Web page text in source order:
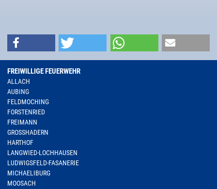
FREIWILLIGE FEUERWEHR
ALLACH
AUBING
FELDMOCHING
FORSTENRIED
FREIMANN
GROSSHADERN
HARTHOF
LANGWIED-LOCHHAUSEN
LUDWIGSFELD-FASANERIE
MICHAELIBURG
MOOSACH